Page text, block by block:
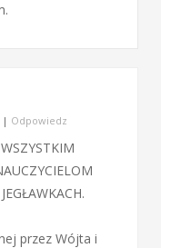
| Odpowiedz
przez Wójta i